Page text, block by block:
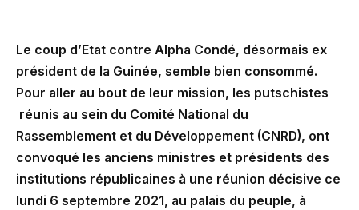
Le coup d’Etat contre Alpha Condé, désormais ex
président de la Guinée, semble bien consommé.
Pour aller au bout de leur mission, les putschistes
réunis au sein du Comité National du
Rassemblement et du Développement (CNRD), ont
convoqué les anciens ministres et présidents des
institutions républicaines à une réunion décisive ce
lundi 6 septembre 2021, au palais du peuple, à